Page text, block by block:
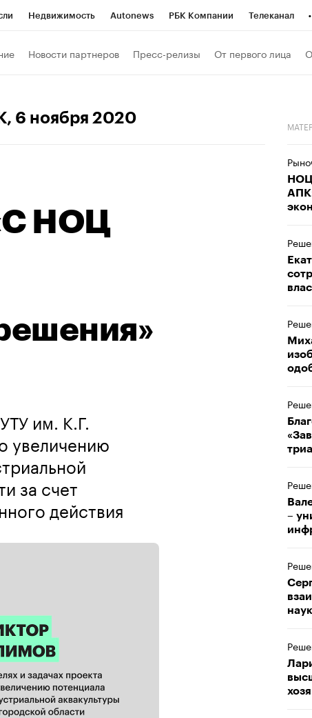
Недвижимость Autonews РБК Компании Телеканал
Конференции СПб
Новости партнеров Пресс-релизы От первого лица
, 6 ноября 2020
НОЦ
им. К.Г.
увеличению
за счет
действия
–